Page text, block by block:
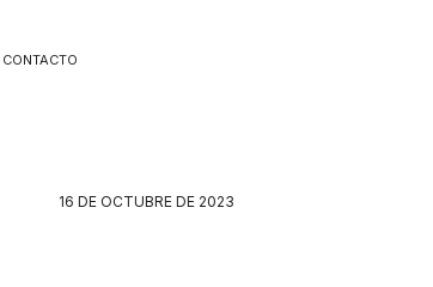
CONTACTO
16 DE OCTUBRE DE 2023